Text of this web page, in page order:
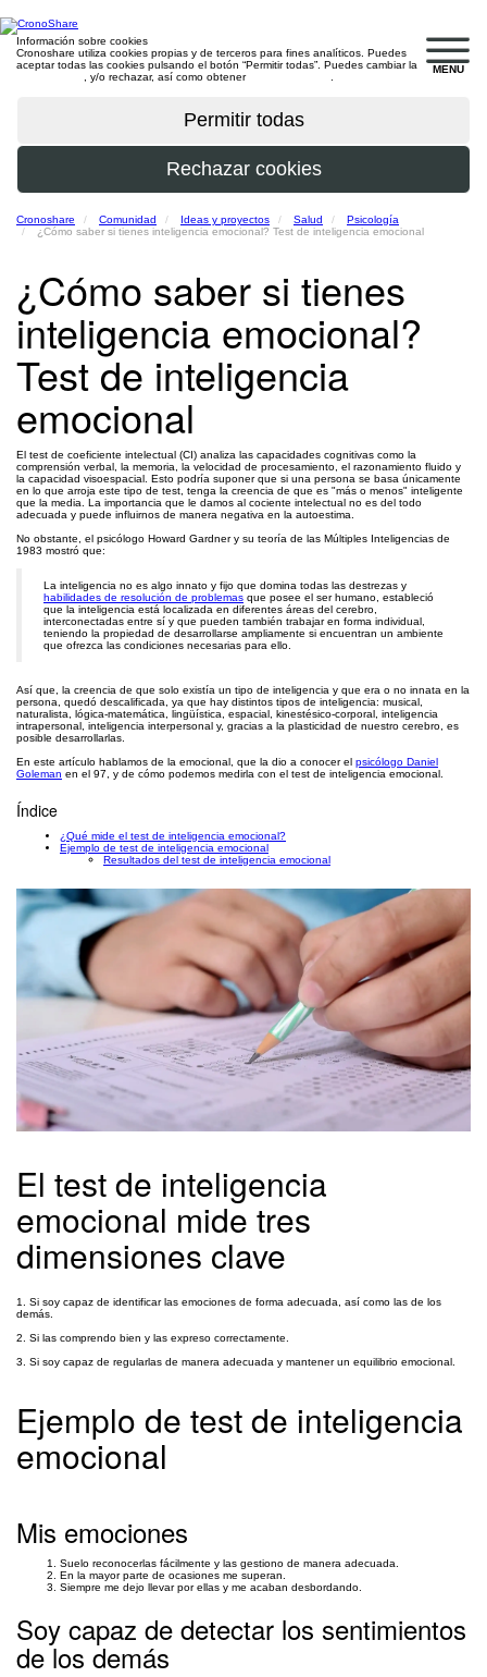
MENU
Información sobre cookies
Cronoshare utiliza cookies propias y de terceros para fines analíticos. Puedes
aceptar todas las cookies pulsando el botón “Permitir todas”. Puedes cambiar la
, y/o rechazar, así como obtener
Cronoshare Comunidad Ideas y proyectos Salud
Psicología
¿Cómo saber si tienes inteligencia emocional? Test de inteligencia emocional
¿Cómo saber si tienes
inteligencia emocional?
Test de inteligencia
emocional
El test de coeficiente intelectual (CI) analiza las capacidades cognitivas como la
comprensión verbal, la memoria, la velocidad de procesamiento, el razonamiento fluido y
la capacidad visoespacial. Esto podría suponer que si una persona se basa únicamente
en lo que arroja este tipo de test, tenga la creencia de que es "más o menos" inteligente
que la media. La importancia que le damos al cociente intelectual no es del todo
adecuada y puede influirnos de manera negativa en la autoestima.
No obstante, el psicólogo Howard Gardner y su teoría de las Múltiples Inteligencias de
1983 mostró que:
La inteligencia no es algo innato y fijo que domina todas las destrezas y
habilidades de resolución de problemas que posee el ser humano, estableció
que la inteligencia está localizada en diferentes áreas del cerebro,
interconectadas entre sí y que pueden también trabajar en forma individual,
teniendo la propiedad de desarrollarse ampliamente si encuentran un ambiente
que ofrezca las condiciones necesarias para ello.
Así que, la creencia de que solo existía un tipo de inteligencia y que era o no innata en la
persona, quedó descalificada, ya que hay distintos tipos de inteligencia: musical,
naturalista, lógica-matemática, lingüística, espacial, kinestésico-corporal, inteligencia
intrapersonal, inteligencia interpersonal y, gracias a la plasticidad de nuestro cerebro, es
posible desarrollarlas.
En este artículo hablamos de la emocional, que la dio a conocer el psicólogo Daniel
Goleman en el 97, y de cómo podemos medirla con el test de inteligencia emocional.
Índice
¿Qué mide el test de inteligencia emocional?
Ejemplo de test de inteligencia emocional
Resultados del test de inteligencia emocional
El test de inteligencia
emocional mide tres
dimensiones clave
1. Si soy capaz de identificar las emociones de forma adecuada, así como las de los
demás.
2. Si las comprendo bien y las expreso correctamente.
3. Si soy capaz de regularlas de manera adecuada y mantener un equilibrio emocional.
Ejemplo de test de inteligencia
emocional
Mis emociones
Suelo reconocerlas fácilmente y las gestiono de manera adecuada.
En la mayor parte de ocasiones me superan.
Siempre me dejo llevar por ellas y me acaban desbordando.
Soy capaz de detectar los sentimientos
de los demás